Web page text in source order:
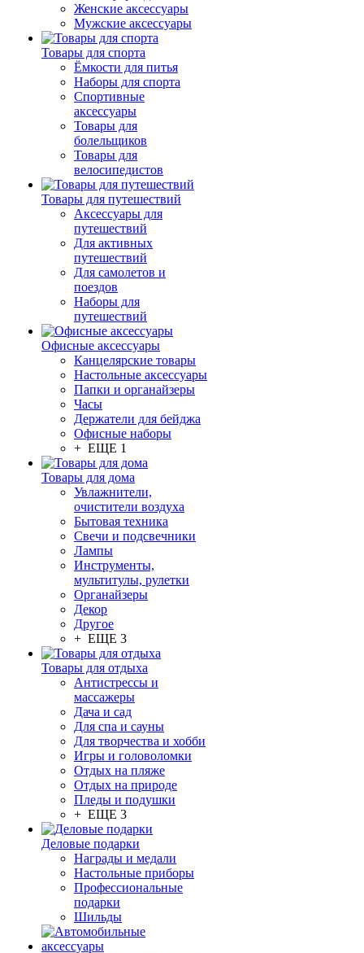
Женские аксессуары
Мужские аксессуары
Товары для спорта
Ёмкости для питья
Наборы для спорта
Спортивные
аксессуары
Товары для
болельщиков
Товары для
велосипедистов
Товары для путешествий
Аксессуары для
путешествий
Для активных
путешествий
Для самолетов и
поездов
Наборы для
путешествий
Офисные аксессуары
Канцелярские товары
Настольные аксессуары
Папки и органайзеры
Часы
Держатели для бейджа
Офисные наборы
+ ЕЩЕ 1
Товары для дома
Увлажнители,
очистители воздуха
Бытовая техника
Свечи и подсвечники
Лампы
Инструменты,
мультитулы, рулетки
Органайзеры
Декор
Другое
+ ЕЩЕ 3
Товары для отдыха
Антистрессы и
массажеры
Дача и сад
Для спа и сауны
Для творчества и хобби
Игры и головоломки
Отдых на пляже
Отдых на природе
Пледы и подушки
+ ЕЩЕ 3
Деловые подарки
Награды и медали
Настольные приборы
Профессиональные
подарки
Шильды